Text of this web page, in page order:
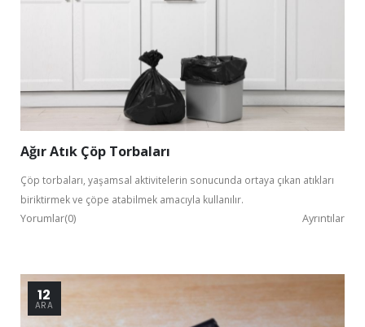
Ağır Atık Çöp Torbaları
Çöp torbaları, yaşamsal aktivitelerin sonucunda ortaya çıkan atıkları
biriktirmek ve çöpe atabilmek amacıyla kullanılır.
Yorumlar(0) Ayrıntılar
12
ARA